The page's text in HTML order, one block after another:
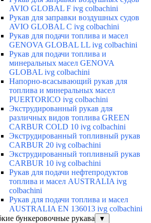
AVIO GLOBAL F ivg colbachini
Рукав для заправки воздушных судов
AVIO GLOBAL C ivg colbachini
Рукав для подачи топлива и масел
GENOVA GLOBAL LL ivg colbachini
Рукав для подачи топлива и
минеральных масел GENOVA
GLOBAL ivg colbachini
Напорно-всасывающий рукав для
топлива и минеральных масел
PUERTORICO ivg colbachini
Экструдированный рукав для
различных видов топлива GREEN
CARBUR COLD 10 ivg colbachini
Экструдированный топливный рукав
CARBUR 20 ivg colbachini
Экструдированный топливный рукав
CARBUR 10 ivg colbachini
Рукав для подачи нефтепродуктов
топлива и масел AUSTRALIA ivg
colbachini
Рукав для подачи топлива и масел
AUSTRALIA EN 136013 ivg colbachini
бункеровочные рукава
▼